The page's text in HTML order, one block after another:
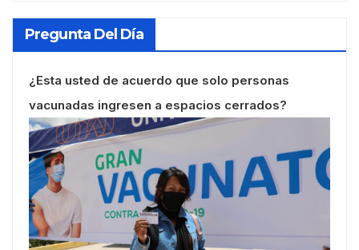
Pregunta Del Día
¿Esta usted de acuerdo que solo personas
vacunadas ingresen a espacios cerrados?